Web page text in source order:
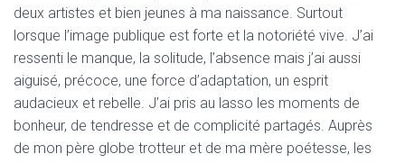
deux artistes et bien jeunes à ma naissance. Surtout
lorsque l’image publique est forte et la notoriété vive. J’ai
ressenti le manque, la solitude, l’absence mais j’ai aussi
aiguisé, précoce, une force d’adaptation, un esprit
audacieux et rebelle. J’ai pris au lasso les moments de
bonheur, de tendresse et de complicité partagés. Auprès
de mon père globe trotteur et de ma mère poétesse, les